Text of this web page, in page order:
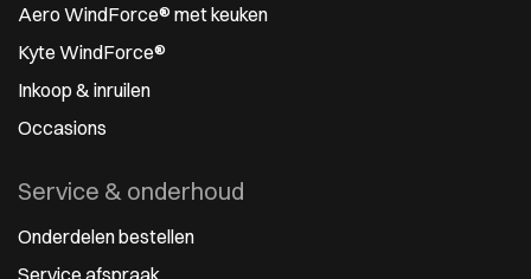
Aero WindForce® met keuken
Kyte WindForce®
Inkoop & inruilen
Occasions
Service & onderhoud
Onderdelen bestellen
Service afspraak